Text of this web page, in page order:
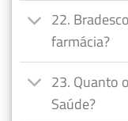
22.
farmácia?
23. Quanto
Saúde?